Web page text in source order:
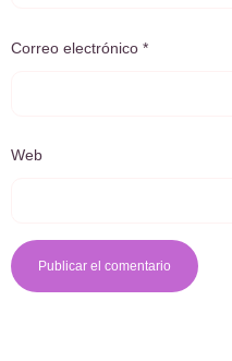
Correo electrónico *
Web